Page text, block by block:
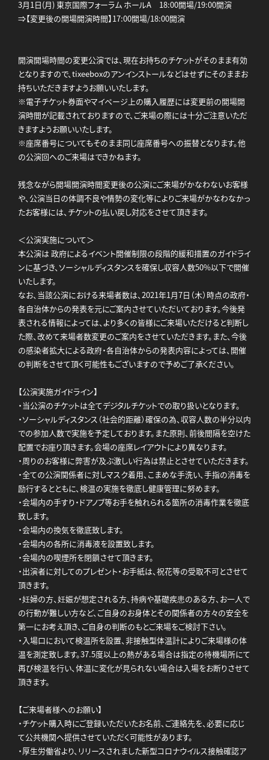
3月1日(月) 東京国際フォーラム ホールA 18:00開場/19:00開演
⇒【変更後の開場開演時間】17:00開場/18:00開演
開演開場時間の変更公演では、現在お持ちのチケットがそのまま有効
となりますので、tixeeboxのアンインストールなどはせずにそのままお
持ちいただきますようお願いいたします。
※電子チケット券面やマイページ上の購入履歴には変更前の開場開
演時間が記載されておりますので、ご来場の際には十分ご注意いただ
きますようお願いいたします。
※座席番号についてもそのまま同じ座席番号への振替となります。他
の公演回へのご来場はできかねます。
残念ながら開場開演時間変更後の公演にご来場がかなわないお客様
や、公演当日の体調不良や情勢の変化等によりご来場がかなわなかっ
たお客様には、チケットの払い戻し対応をさせて頂きます。
＜公演実施について＞
本公演は 政府によるイベント開催制限の段階的緩和措置のガイドライ
ンに基づき、ソーシャルディスタンスを確保し収容人数50%以下で開催
いたします。
なお、当該公演における来場者数は、2021年1月7日（木）時点の政府・
各自治体からの発表を元にご案内させていただいております。今後発
表される情報によっては、より多くの皆様にご来場いただけると判断し
た際、改めて来場者数変更のご案内をさせていただきます。また、今後
の感染者拡大による政府・各自治体からの発表内容によっては、開催
の判断をさせて頂く可能性もございますので予めご了承ください。
【公演実施ガイドライン】
・当公演のチケットは全てデジタルチケットでの取り扱いとなります。
・ソーシャルディスタンス（社会的距離）確保の為、収容人数の半分以内
での参加人数で実施を予定しております。また原則、前後間隔を空けた
配置でお座り頂きます。会場の座席レイアウトにより異なります。
・周りのお客様に弊害が及ぶ激しい行為は禁止とさせていただきます。
・全ての公演関係者に対しマスク着用、こまめな手洗い、手指の消毒を
励行するとともに、検温の実施を徹底し健康管理に努めます。
・会場内の手すり・ドアノブ等お手を触れられる箇所の消毒作業を徹底
致します。
・会場内の換気を徹底致します。
・会場内の各所に消毒液を設置致します。
・会場内の喫煙所を閉鎖させて頂きます。
・出演者に対してのプレゼント・お手紙は、祝花等の受取不可とさせて
頂きます。
・妊婦の方、妊娠が想定される方、持病や基礎疾患のある方、お一人で
の行動が難しい方など、ご自身のお身体とその関係者の方々の安全を
第一にお考え頂き、ご自身の判断のもとご来場をご検討下さい。
・入場口において検温所を設置、非接触型体温計によりご来場様の体
温を測定致します。37.5度以上の熱がある場合は指定の待機場所にて
再び検温を行い、体温に変化が見られない場合は入場をお断りさせて
頂きます。
【ご来場者様へのお願い】
・チケット購入時にご登録いただいたお名前、ご連絡先を、必要に応じ
て公共機関へ提供させていただく可能性があります。
・厚生労働省より、リリースされました新型コロナウイルス接触確認ア